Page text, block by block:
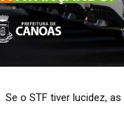
Se o STF tiver lucidez,